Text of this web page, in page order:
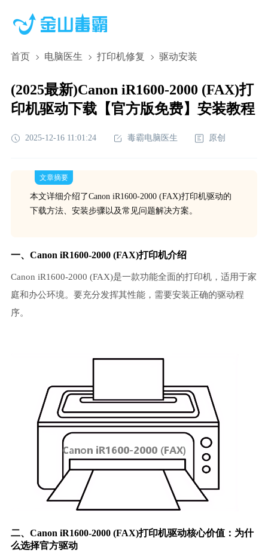
首页 电脑医生 打印机修复 驱动安装
(2025最新)Canon iR1600-2000 (FAX)打
印机驱动下载【官方版免费】安装教程
2025-12-16 11:01:24 毒霸电脑医生 原创
文章摘要
本文详细介绍了Canon iR1600-2000 (FAX)打印机驱动的
下载方法、安装步骤以及常见问题解决方案。
一、Canon iR1600-2000 (FAX)打印机介绍
Canon iR1600-2000 (FAX)是一款功能全面的打印机，适用于家
庭和办公环境。要充分发挥其性能，需要安装正确的驱动程
序。
二、Canon iR1600-2000 (FAX)打印机驱动核心价值：为什
么选择官方驱动